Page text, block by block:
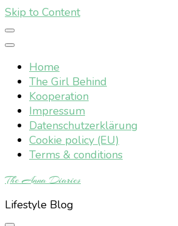
Skip to Content
Home
The Girl Behind
Kooperation
Impressum
Datenschutzerklärung
Cookie policy (EU)
Terms & conditions
The Anna Diaries
Lifestyle Blog